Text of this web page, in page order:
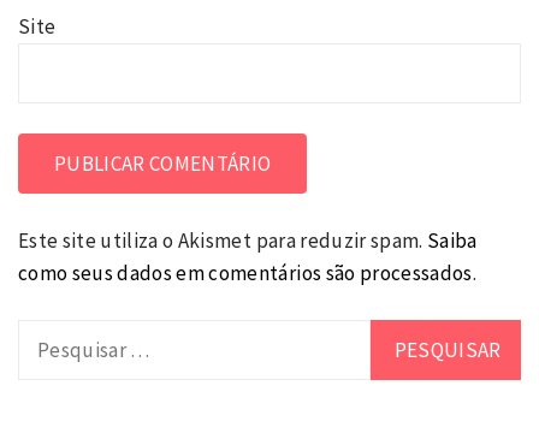
Site
Este site utiliza o Akismet para reduzir spam. Saiba
como seus dados em comentários são processados.